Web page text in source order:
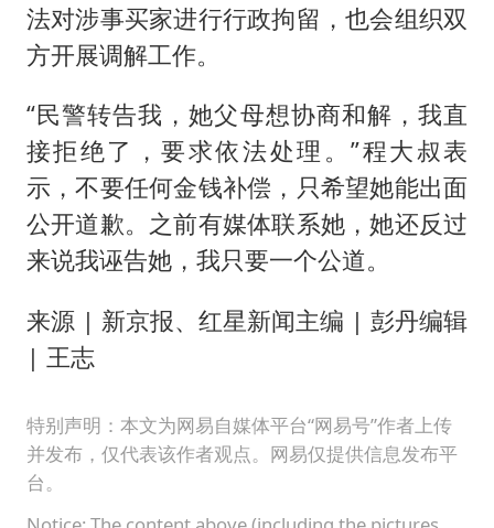
法对涉事买家进行行政拘留，也会组织双
方开展调解工作。
“民警转告我，她父母想协商和解，我直
接拒绝了，要求依法处理。”程大叔表
示，不要任何金钱补偿，只希望她能出面
公开道歉。之前有媒体联系她，她还反过
来说我诬告她，我只要一个公道。
来源 | 新京报、红星新闻主编 | 彭丹编辑
| 王志
特别声明：本文为网易自媒体平台“网易号”作者上传
并发布，仅代表该作者观点。网易仅提供信息发布平
台。